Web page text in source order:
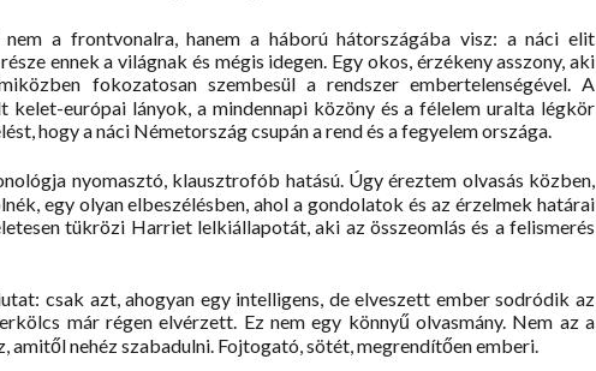
a frontvonalra, hanem a háború hátországába visz: a náci elit
ennek a világnak és mégis idegen. Egy okos, érzékeny asszony, aki
fokozatosan szembesül a rendszer embertelenségével. A
kelet-európai lányok, a mindennapi közöny és a félelem uralta légkör
hogy a náci Németország csupán a rend és a fegyelem országa.
nyomasztó, klausztrofób hatású. Úgy éreztem olvasás közben,
egy olyan elbeszélésben, ahol a gondolatok és az érzelmek határai
tükrözi Harriet lelkiállapotát, aki az összeomlás és a felismerés
csak azt, ahogyan egy intelligens, de elveszett ember sodródik az
már régen elvérzett. Ez nem egy könnyű olvasmány. Nem az a
amitől nehéz szabadulni. Fojtogató, sötét, megrendítően emberi.